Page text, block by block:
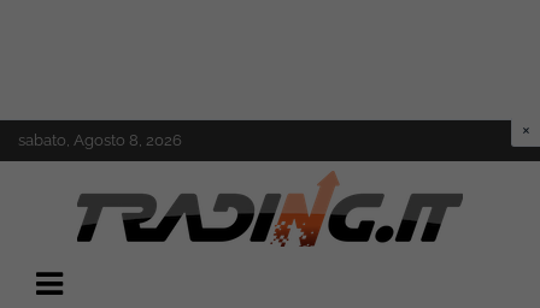
to
sabato, Agosto 8, 2026
Trading.it